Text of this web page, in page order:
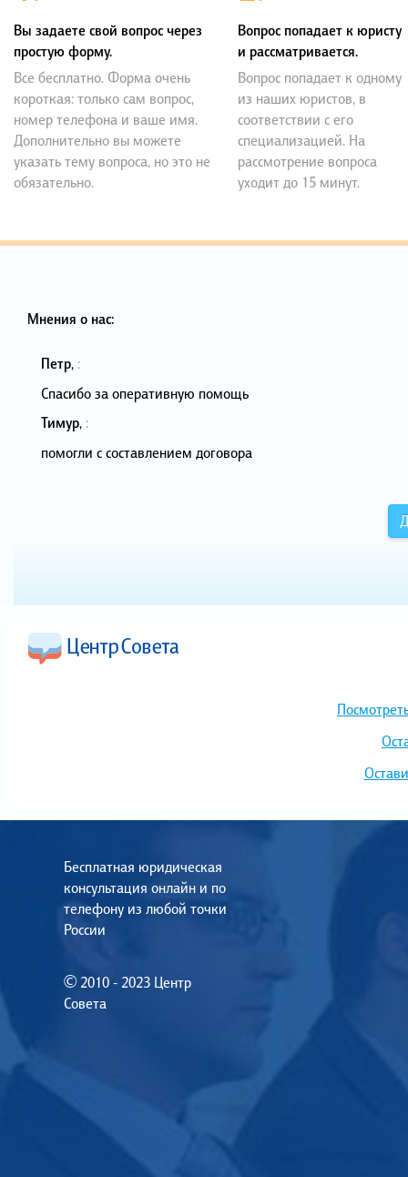
Вы задаете свой вопрос через
простую форму.
Все бесплатно. Форма очень
короткая: только сам вопрос,
номер телефона и ваше имя.
Дополнительно вы можете
указать тему вопроса, но это не
обязательно.
Вопрос попадает к юристу
и рассматривается.
Вопрос попадает к одному
из наших юристов, в
соответствии с его
специализацией. На
рассмотрение вопроса
уходит до 15 минут.
Мнения о нас:
Петр, :
Спасибо за оперативную помощь
Тимур, :
помогли с составлением договора
Бесплатная юридическая
консультация онлайн и по
телефону из любой точки
России
© 2010 - 2023 Центр
Совета